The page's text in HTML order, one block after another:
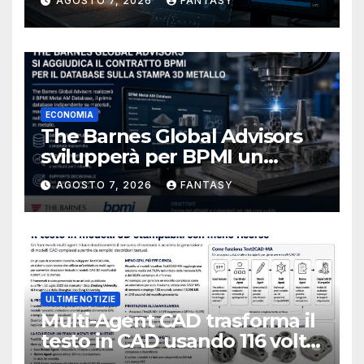
ECONOMIA
The Barnes Global Advisors
svilupperà per BPMI un
database per la stampa 3D
metallica destinata alla filiera
navale statunitense
AGOSTO 7, 2026 FANTASY
ULTIME NOTIZIE
Multi-Agent CAD trasforma il
testo in CAD usando 116 volte